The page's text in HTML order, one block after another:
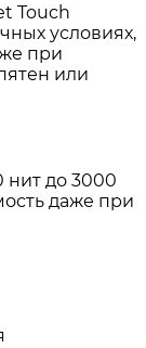
Touch
условиях,
при
или
нит до 3000
даже при